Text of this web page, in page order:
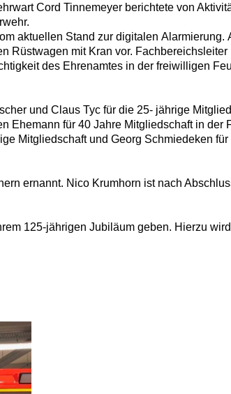
Cord Tinnemeyer berichtete von
aktuellen Stand zur digitalen Alarmierung.
Rüstwagen mit Kran vor. Fachbereichsleiter
des Ehrenamtes in der freiwilligen
und Claus Tyc für die 25- jährige
Ehemann für 40 Jahre Mitgliedschaft in der
Mitgliedschaft und Georg Schmiedeken für
ernannt. Nico Krumhorn ist nach
125-jährigen Jubiläum geben. Hierzu